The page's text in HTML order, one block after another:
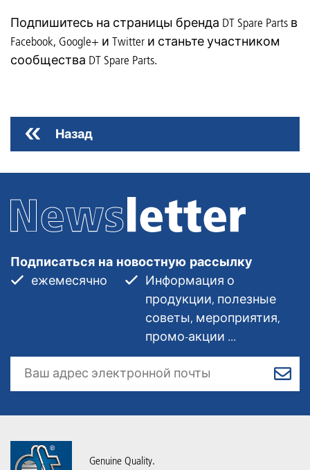
Подпишитесь на страницы бренда DT Spare Parts в
Facebook, Google+ и Twitter и станьте участником
сообщества DT Spare Parts.
Назад
Подписаться на новостную рассылку
ежемесячно
Информация о
продукции, полезные
советы, мероприятия,
промо-акции ...
Genuine Quality.